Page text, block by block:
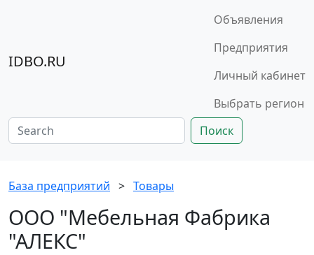
IDBO.RU
Объявления
Предприятия
Личный кабинет
Выбрать регион
Поиск
База предприятий > Товары
ООО "Мебельная Фабрика
"АЛЕКС"